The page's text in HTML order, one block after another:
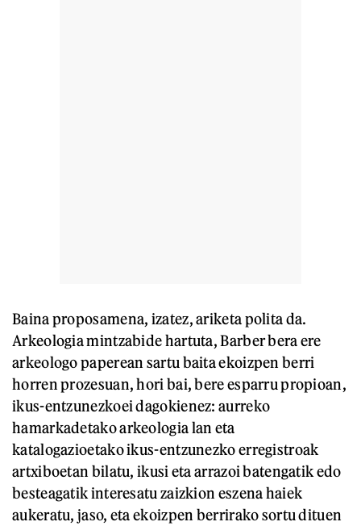
Baina proposamena, izatez, ariketa polita da.
Arkeologia mintzabide hartuta, Barber bera ere
arkeologo paperean sartu baita ekoizpen berri
horren prozesuan, hori bai, bere esparru propioan,
ikus-entzunezkoei dagokienez: aurreko
hamarkadetako arkeologia lan eta
katalogazioetako ikus-entzunezko erregistroak
artxiboetan bilatu, ikusi eta arrazoi batengatik edo
besteagatik interesatu zaizkion eszena haiek
aukeratu, jaso, eta ekoizpen berrirako sortu dituen